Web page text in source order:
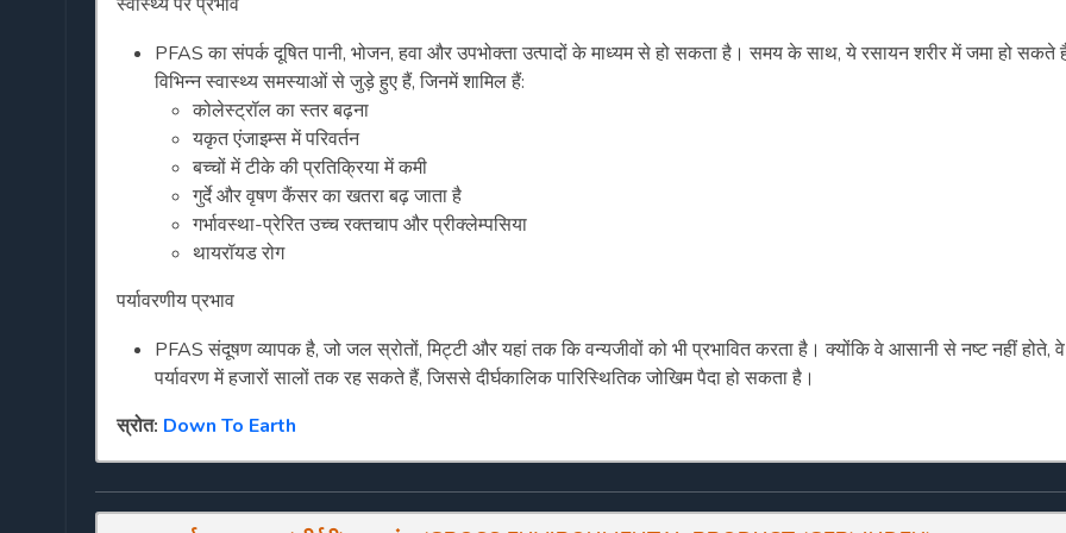
PFAS का संपर्क दूषित पानी, भोजन, हवा और उपभोक्ता उत्पादों के माध्यम से हो सकता है। समय के साथ, ये रसायन शरीर में जमा हो
विभिन्न स्वास्थ्य समस्याओं से जुड़े हुए हैं, जिनमें शामिल हैं:
कोलेस्ट्रॉल का स्तर बढ़ना
यकृत एंजाइम्स में परिवर्तन
बच्चों में टीके की प्रतिक्रिया में कमी
गुर्दे और वृषण कैंसर का खतरा बढ़ जाता है
गर्भावस्था-प्रेरित उच्च रक्तचाप और प्रीक्लेम्पसिया
थायरॉयड रोग
पर्यावरणीय प्रभाव
PFAS संदूषण व्यापक है, जो जल स्रोतों, मिट्टी और यहां तक कि वन्यजीवों को भी प्रभावित करता है। क्योंकि वे आसानी से नष्ट नहीं होते, वे
पर्यावरण में हजारों सालों तक रह सकते हैं, जिससे दीर्घकालिक पारिस्थितिक जोखिम पैदा हो सकता है।
स्रोत: Down To Earth